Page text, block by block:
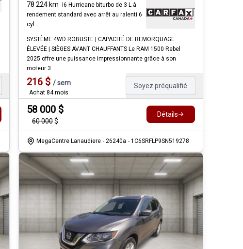
78 224km I6 Hurricane biturbo de 3 L à
rendement standard avec arrêt au ralenti 6
cyl
SYSTÈME 4WD ROBUSTE | CAPACITÉ DE REMORQUAGE
ÉLEVÉE | SIÈGES AVANT CHAUFFANTS Le RAM 1500 Rebel
2025 offre une puissance impressionnante grâce à son
moteur 3.
216$ / sem
Achat 84 mois
Soyez préqualifié
58 000$
60 000$
Détails
MegaCentre Lanaudiere - 26240a - 1C6SRFLP9SN519278